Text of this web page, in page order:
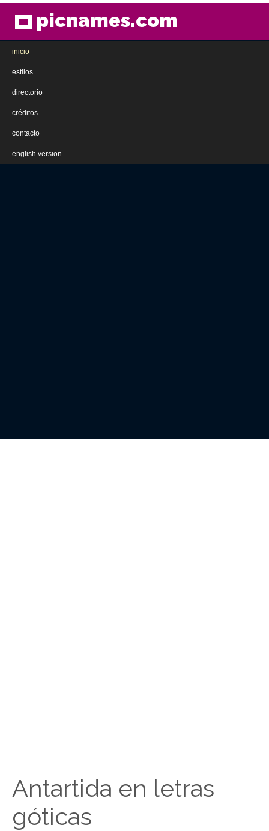
picnames.com
inicio
estilos
directorio
créditos
contacto
english version
Antartida en letras
góticas